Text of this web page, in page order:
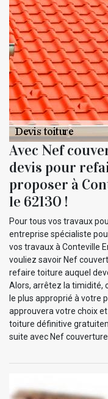
Avec Nef
devis pour
proposer à
le 62130 !
Pour tous vos travaux
entreprise spécialiste
vos travaux à Conteville
vouliez savoir Nef
refaire toiture auquel
Alors, arrêtez la timidité,
le plus approprié à votre
approuvera votre choix
toiture définitive
suite avec Nef